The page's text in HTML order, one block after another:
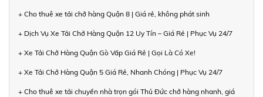
+ Cho thuê xe tải chở hàng Quận 8 | Giá rẻ, không phát sinh
+ Dịch Vụ Xe Tải Chở Hàng Quận 12 Uy Tín – Giá Rẻ | Phục Vụ 24/7
+ Xe Tải Chở Hàng Quận Gò Vấp Giá Rẻ | Gọi Là Có Xe!
+ Xe Tải Chở Hàng Quận 5 Giá Rẻ, Nhanh Chóng | Phục Vụ 24/7
+ Cho thuê xe tải chuyển nhà trọn gói Thủ Đức chở hàng nhanh, giá